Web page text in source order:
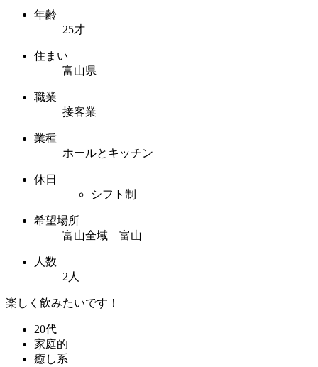
年齢
25才
住まい
富山県
職業
接客業
業種
ホールとキッチン
休日
シフト制
希望場所
富山全域 富山
人数
2人
楽しく飲みたいです！
20代
家庭的
癒し系